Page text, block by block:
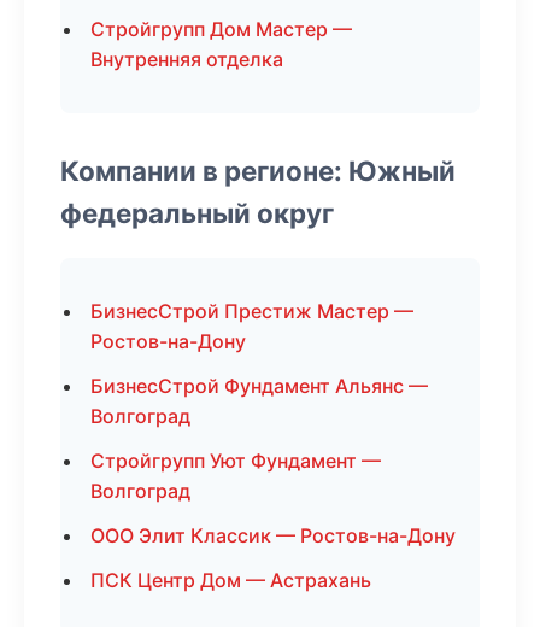
Стройгрупп Дом Мастер —
Внутренняя отделка
Компании в регионе: Южный
федеральный округ
БизнесСтрой Престиж Мастер —
Ростов-на-Дону
БизнесСтрой Фундамент Альянс —
Волгоград
Стройгрупп Уют Фундамент —
Волгоград
ООО Элит Классик — Ростов-на-Дону
ПСК Центр Дом — Астрахань